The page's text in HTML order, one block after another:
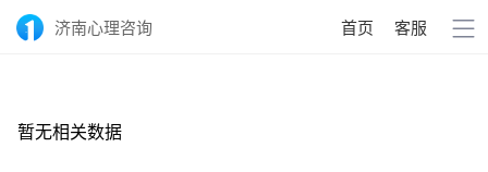
济南心理咨询 首页 客服
暂无相关数据